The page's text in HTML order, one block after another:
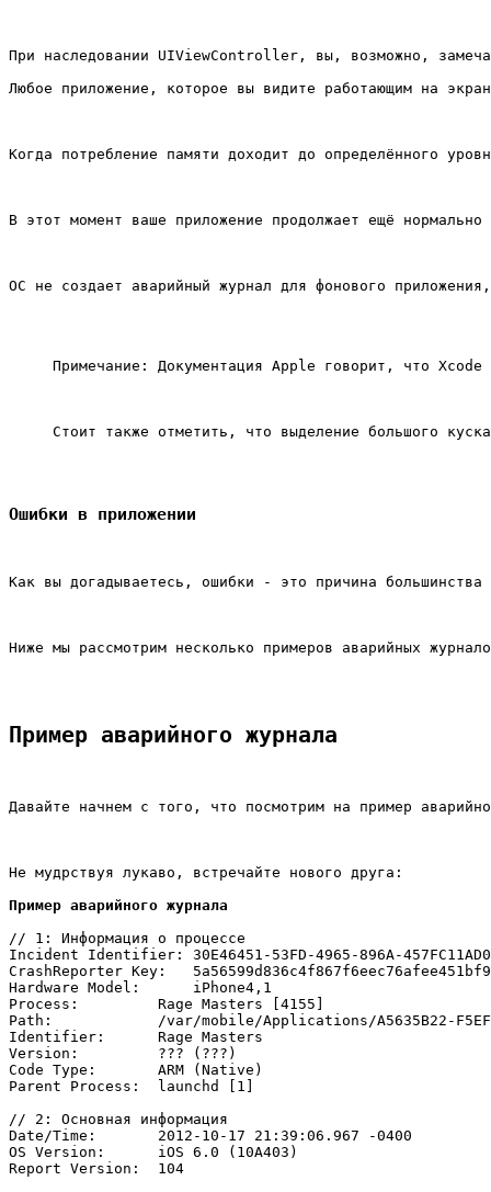
При наследовании UIViewController, вы, возможно,
Любое приложение, которое вы видите работающим на
Когда потребление памяти доходит до определённого
В этот момент ваше приложение продолжает ещё
ОС не создает аварийный журнал для фонового
Примечание: Документация Apple говорит, что
Стоит также отметить, что выделение большого
Ошибки в приложении
Как вы догадываетесь, ошибки - это причина
Ниже мы рассмотрим несколько примеров аварийных
Пример аварийного журнала
Давайте начнем с того, что посмотрим на пример
Не мудрствуя лукаво, встречайте нового друга:
Пример аварийного журнала
// 1: Информация о процессе
Incident Identifier: 30E46451-53FD-4965-896A-
CrashReporter Key:
Hardware Model:      iPhone4,1
Process:         Rage Masters [4155]
Path:            /var/mobile/Applications/A5635B22-F5EF-
Identifier:      Rage Masters
Version:         ??? (???)
Code Type:       ARM (Native)
Parent Process:  launchd [1]
// 2: Основная информация
Date/Time:       2012-10-17 21:39:06.967 -0400
OS Version:      iOS 6.0 (10A403)
Report Version:  104